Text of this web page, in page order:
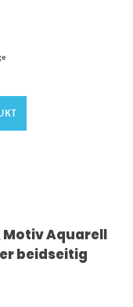
Motiv Aquarell
beidseitig